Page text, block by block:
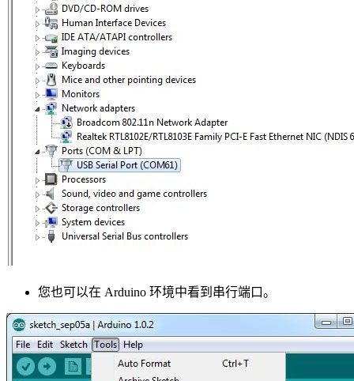
您也可以在 Arduino 环境中看到串行端口。